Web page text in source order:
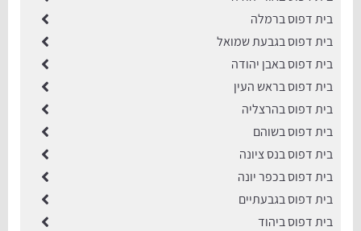
בית דפוס ברמלה
בית דפוס בגבעת שמואל
בית דפוס באבן יהודה
בית דפוס בראש העין
בית דפוס בהרצליה
בית דפוס בשוהם
בית דפוס בנס ציונה
בית דפוס בכפר יונה
בית דפוס בגבעתיים
בית דפוס ביהוד